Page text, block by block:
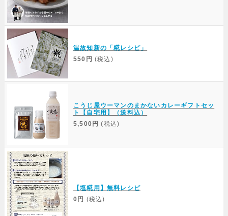
温故知新の「糀レシピ」
550円 (税込)
こうじ屋ウーマンのまかないカレーギフトセッ
ト【自宅用】（送料込）
5,500円 (税込)
【塩糀用】無料レシピ
0円 (税込)